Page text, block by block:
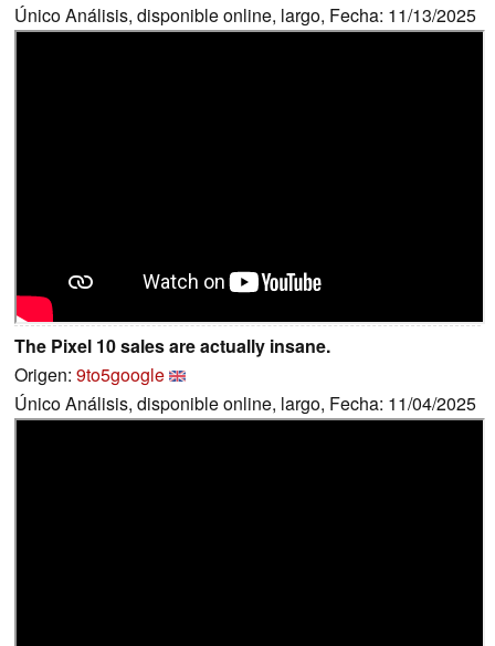
Único Análisis, disponible online, largo, Fecha: 11/13/2025
The Pixel 10 sales are actually insane.
Origen: 9to5google
Único Análisis, disponible online, largo, Fecha: 11/04/2025